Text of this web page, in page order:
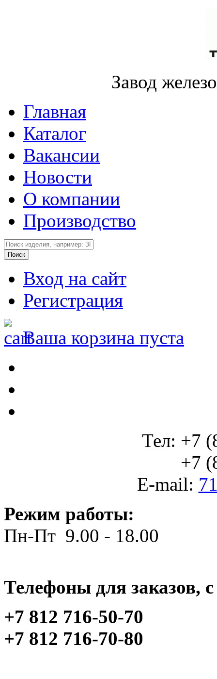
Завод
Главная
Каталог
Вакансии
Новости
О компании
Производство
Вход на сайт
Регистрация
Ваша корзина пуста
Тел: +7
+7
E-mail:
Режим работы:
Пн-Пт 9.00 - 18.00
Телефоны для заказов,
+7 812 716-50-70
+7 812 716-70-80